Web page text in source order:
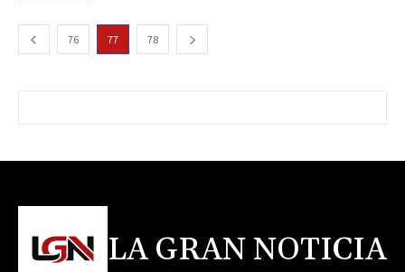
76 77 78
LA GRAN NOTICIA